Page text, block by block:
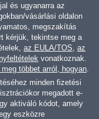
és ugyanarra az
vásárlási oldalon
megszakítás
kérjük, tekintse meg a
az EULA/TOS az
vonatkoznak.
többet arról, hogyan
minden fizetési
megadott e-
aktiváló kódot, amely
eszközre